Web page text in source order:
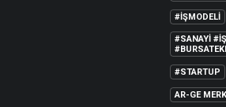
#IŞMODELI
#SANAYI
#STARTUP
AR-GE